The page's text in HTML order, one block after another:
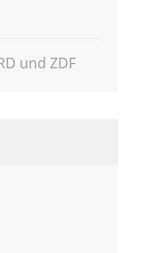
und ZDF